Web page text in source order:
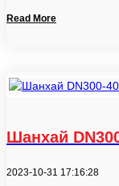
Read More
Шанхай
2023-10-31 17:16:28